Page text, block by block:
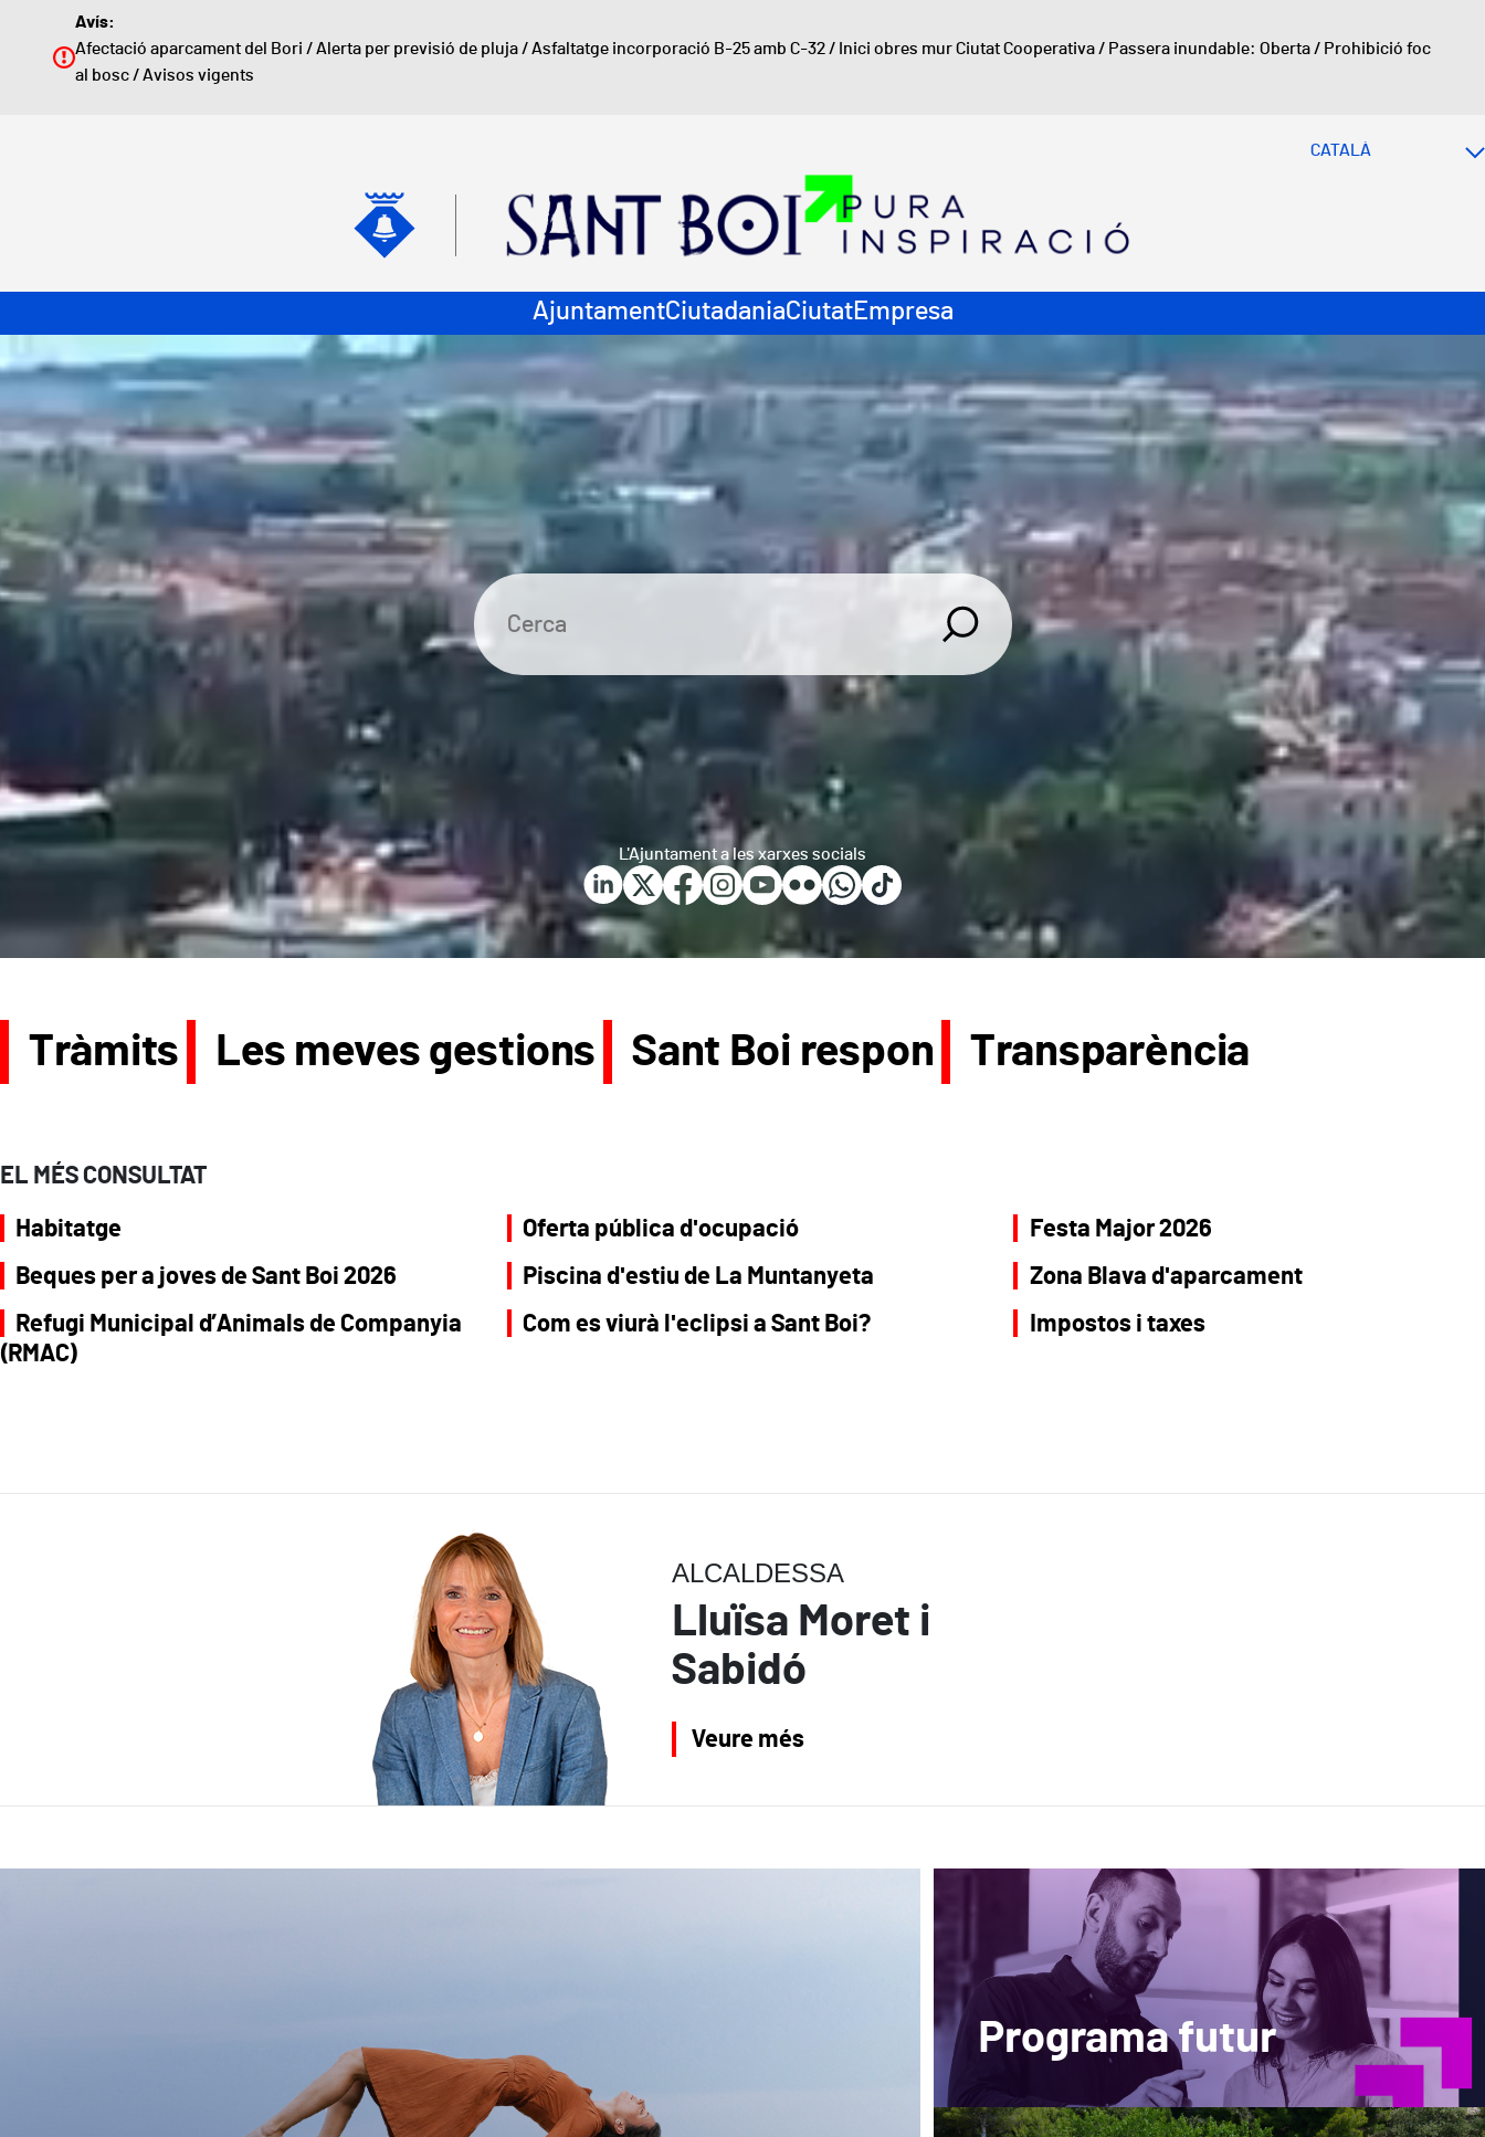
Vés al contingut
Avís:
Afectació aparcament del Bori /Alerta per previsió de pluja /Asfaltatge incorporació B-25 amb C-32 / Inici obres mur Ciutat Cooperativa / Passera inundable: Oberta / Prohibició foc
al bosc /Avisos vigents
Navegació principal
AjuntamentCiutadaniaCiutatEmpresa
L'Ajuntament a les xarxes socials
Tràmits Les meves gestions Sant Boi respon Transparència
EL MÉS CONSULTAT
Habitatge Oferta pública d'ocupació
Festa Major 2026
Beques per a joves de Sant Boi 2026
Piscina d'estiu de La Muntanyeta
Zona Blava d'aparcament
Refugi Municipal d’Animals de Companyia
(RMAC)
Com es viurà l'eclipsi a Sant Boi? Impostos i taxes
ALCALDESSA
Lluïsa Moret i
Sabidó
Veure més
Programa futur